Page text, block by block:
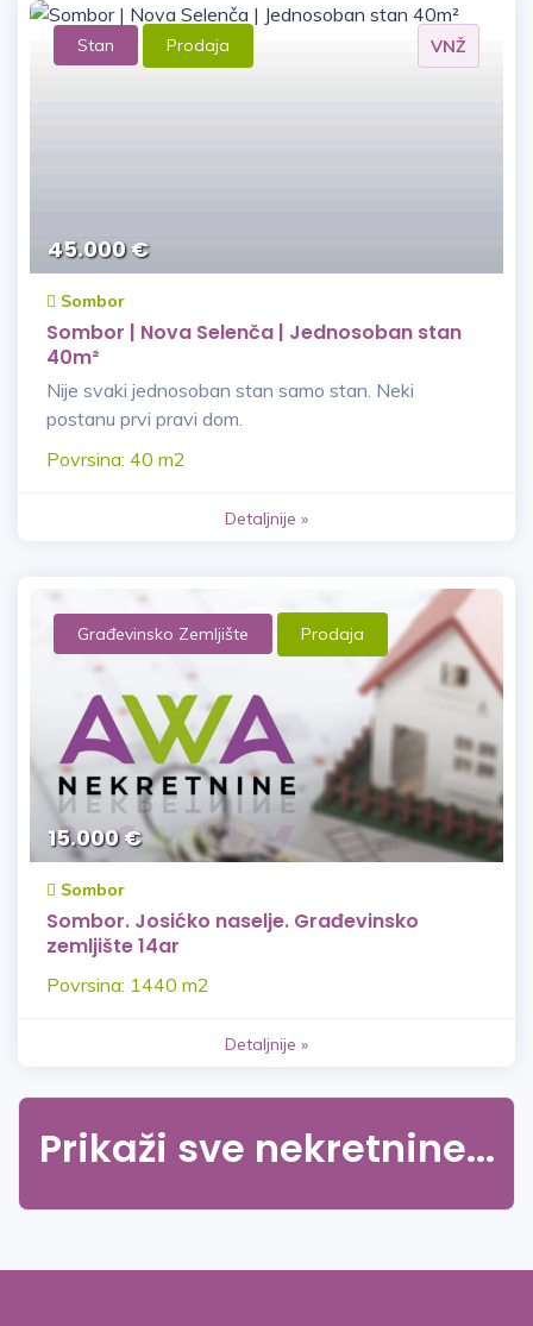
Stan Prodaja VNŽ
45.000 €
Sombor
Sombor | Nova Selenča | Jednosoban stan
40m²
Nije svaki jednosoban stan samo stan. Neki
postanu prvi pravi dom.
Povrsina: 40 m2
Detaljnije »
Građevinsko Zemljište Prodaja
15.000 €
Sombor
Sombor. Josićko naselje. Građevinsko
zemljište 14ar
Povrsina: 1440 m2
Detaljnije »
Prikaži sve nekretnine...